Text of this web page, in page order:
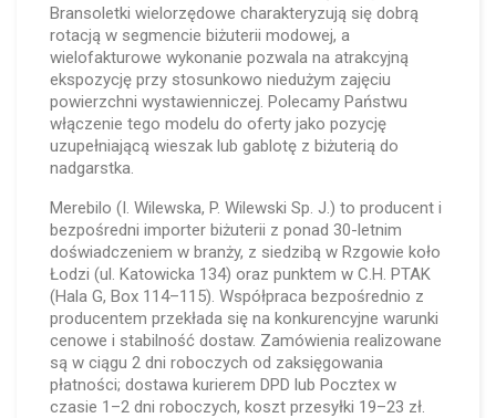
Bransoletki wielorzędowe charakteryzują się dobrą
rotacją w segmencie biżuterii modowej, a
wielofakturowe wykonanie pozwala na atrakcyjną
ekspozycję przy stosunkowo niedużym zajęciu
powierzchni wystawienniczej. Polecamy Państwu
włączenie tego modelu do oferty jako pozycję
uzupełniającą wieszak lub gablotę z biżuterią do
nadgarstka.
Merebilo (I. Wilewska, P. Wilewski Sp. J.) to producent i
bezpośredni importer biżuterii z ponad 30-letnim
doświadczeniem w branży, z siedzibą w Rzgowie koło
Łodzi (ul. Katowicka 134) oraz punktem w C.H. PTAK
(Hala G, Box 114–115). Współpraca bezpośrednio z
producentem przekłada się na konkurencyjne warunki
cenowe i stabilność dostaw. Zamówienia realizowane
są w ciągu 2 dni roboczych od zaksięgowania
płatności; dostawa kurierem DPD lub Pocztex w
czasie 1–2 dni roboczych, koszt przesyłki 19–23 zł.